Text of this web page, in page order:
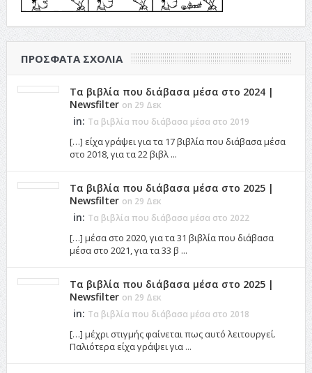
ΠΡΌΣΦΑΤΑ ΣΧΌΛΙΑ
Τα βιβλία που διάβασα μέσα στο 2024 |
Newsfilter on 29 Δεκ
in: Τα βιβλία που διάβασα μέσα στο 2019
[…] είχα γράψει για τα 17 βιβλία που διάβασα μέσα
στο 2018, για τα 22 βιβλ ...
Τα βιβλία που διάβασα μέσα στο 2025 |
Newsfilter on 29 Δεκ
in: Τα βιβλία που διάβασα μέσα στο 2022
[…] μέσα στο 2020, για τα 31 βιβλία που διάβασα
μέσα στο 2021, για τα 33 β ...
Τα βιβλία που διάβασα μέσα στο 2025 |
Newsfilter on 29 Δεκ
in: Τα βιβλία που διάβασα μέσα στο 2018
[…] μέχρι στιγμής φαίνεται πως αυτό λειτουργεί.
Παλιότερα είχα γράψει για ...